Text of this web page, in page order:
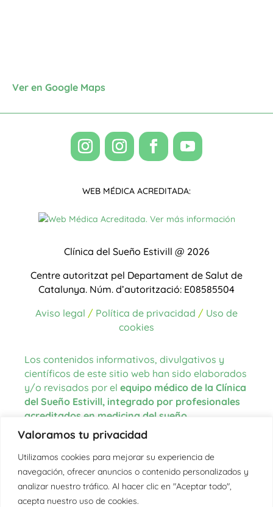
Valoramos tu privacidad
Utilizamos cookies para mejorar su experiencia de
navegación, ofrecer anuncios o contenido personalizados y
analizar nuestro tráfico. Al hacer clic en "Aceptar todo",
acepta nuestro uso de cookies.
Ver en Google Maps
WEB MÉDICA ACREDITADA:
Clínica del Sueño Estivill @ 2026
Centre autoritzat pel Departament de Salut de
Catalunya. Núm. d’autorització: E08585504
Aviso legal / Política de privacidad / Uso de
cookies
Los contenidos informativos, divulgativos y
científicos de este sitio web han sido elaborados
y/o revisados por el equipo médico de la Clínica
del Sueño Estivill, integrado por profesionales
acreditados en medicina del sueño
Las fuentes de información utilizadas para la
redacción de los contenidos proceden de
literatura científica actualizada, guías clínicas
internacionales, organismos oficiales en el
ámbito de la salud y la medicina del sueño, así